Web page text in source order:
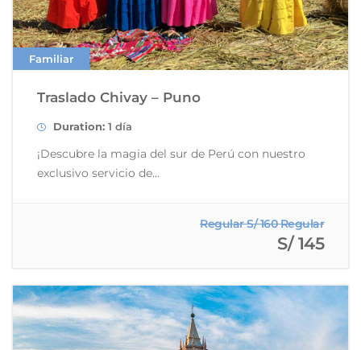
Familiar
Traslado Chivay – Puno
Duration: 1 día
¡Descubre la magia del sur de Perú con nuestro
exclusivo servicio de...
Regular S/ 160 Regular
S/ 145